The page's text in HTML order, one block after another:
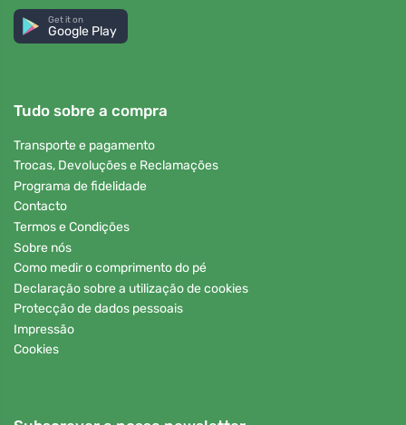
Get it on
Google Play
Tudo sobre a compra
Transporte e pagamento
Trocas, Devoluções e Reclamações
Programa de fidelidade
Contacto
Termos e Condições
Sobre nós
Como medir o comprimento do pé
Declaração sobre a utilização de cookies
Protecção de dados pessoais
Impressão
Cookies